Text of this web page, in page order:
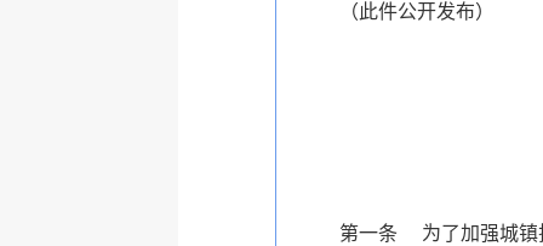
（此件公开发布）
第一条 为了加强城镇